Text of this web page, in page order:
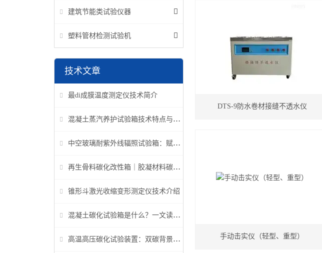
建筑节能类试验仪器
塑料管材检测试验机
技术文章
最di成膜温度测定仪技术简介
混凝土蒸汽养护试验箱技术特点与应用解析
中空玻璃耐紫外线辐照试验箱：赋能建筑玻璃质量检测新标准
再生骨料碳化改性箱｜胶凝材料碳化机理研究专用设备
锥形斗激光收缩变形测定仪技术介绍
混凝土碳化试验箱是什么？一文读懂它的功能、原理与标准要求
高温高压碳化试验装置：双碳背景下胶凝材料研究核心装备
DTS-9防水卷材接缝不透水仪
手动击实仪（轻型、重型）